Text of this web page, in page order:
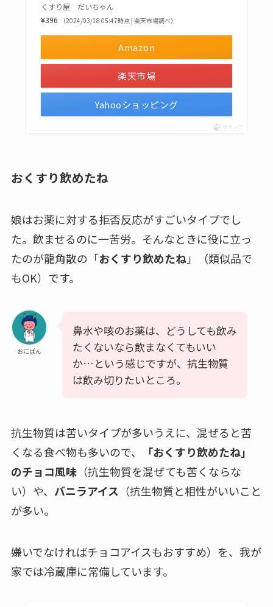
くすり屋 だいちゃん
¥396
（2024/03/18 05:47時点 | 楽天市場調べ）
Amazon
楽天市場
Yahooショッピング
ポチップ
おくすり飲めたね
娘はお薬に対する拒否反応がすごいタイプでし
た。飲ませるのに一苦労。そんなときに役に立っ
たのが龍角散の「おくすり飲めたね」（類似品で
もOK）です。
おにぱん
鼻水や咳のお薬は、どうしても飲み
たくないなら飲まなくてもいい
か…という感じですが、抗生物質
は飲み切りたいところ。
抗生物質は苦いタイプが多いうえに、混ぜると苦
くなる食べ物も多いので、
「おくすり飲めたね」
のチョコ風味（抗生物質を混ぜても苦くならな
い）や、 バニラアイス （抗生物質と相性がいいこと
が多い。
嫌いでなければチョコアイスもおすすめ）を、我が
家では冷蔵庫に常備しています。